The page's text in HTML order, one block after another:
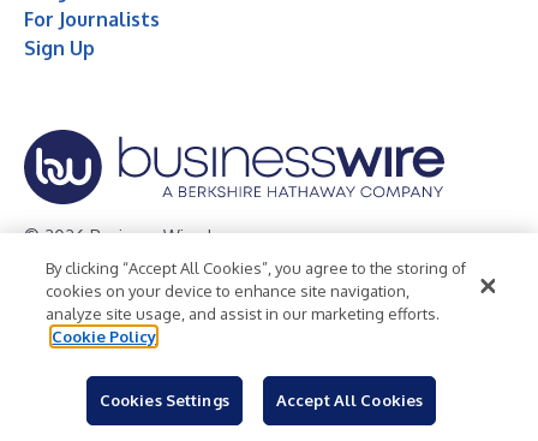
For Journalists
Sign Up
© 2026 Business Wire, Inc.
Privacy Policy Cookie Policy
Accessibility Statement
Terms of Use
Legal
By clicking “Accept All Cookies”, you agree to the storing of
cookies on your device to enhance site navigation,
analyze site usage, and assist in our marketing efforts.
Cookie Policy
Cookies Settings Accept All Cookies